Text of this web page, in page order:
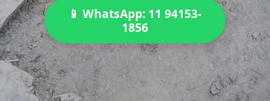
📱 WhatsApp: 11 94153-
1856